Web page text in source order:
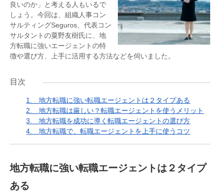
良いのか」と考える人もいるで
しょう。今回は、組織人事コン
サルティングSeguros、代表コン
サルタントの粟野友樹氏に、地
方転職に強いエージェントの特
徴や選び方、上手に活用する方法などを伺いました。
目次
1.地方転職に強い転職エージェントは２タイプある
2.地方転職は厳しい？転職エージェントを使うメリット
3.地方転職を成功に導く転職エージェントの選び方
4.地方転職で、転職エージェントを上手に使うコツ
地方転職に強い転職エージェントは２タイプ
ある